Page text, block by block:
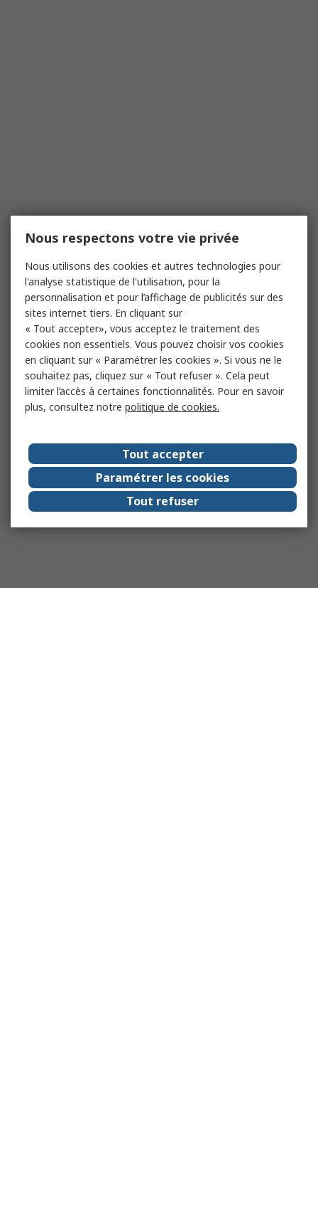
Nous respectons votre vie privée
Nous utilisons des cookies et autres technologies pour
l'analyse statistique de l'utilisation, pour la
personnalisation et pour l’affichage de publicités sur des
sites internet tiers. En cliquant sur
« Tout accepter», vous acceptez le traitement des
cookies non essentiels. Vous pouvez choisir vos cookies
en cliquant sur « Paramétrer les cookies ». Si vous ne le
souhaitez pas, cliquez sur « Tout refuser ». Cela peut
limiter l’accès à certaines fonctionnalités. Pour en savoir
plus, consultez notre politique de cookies.
Tout accepter
Paramétrer les cookies
Tout refuser